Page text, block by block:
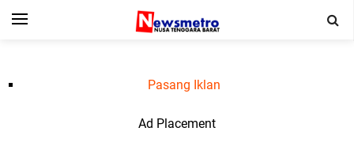
Pasang Iklan
Ad Placement